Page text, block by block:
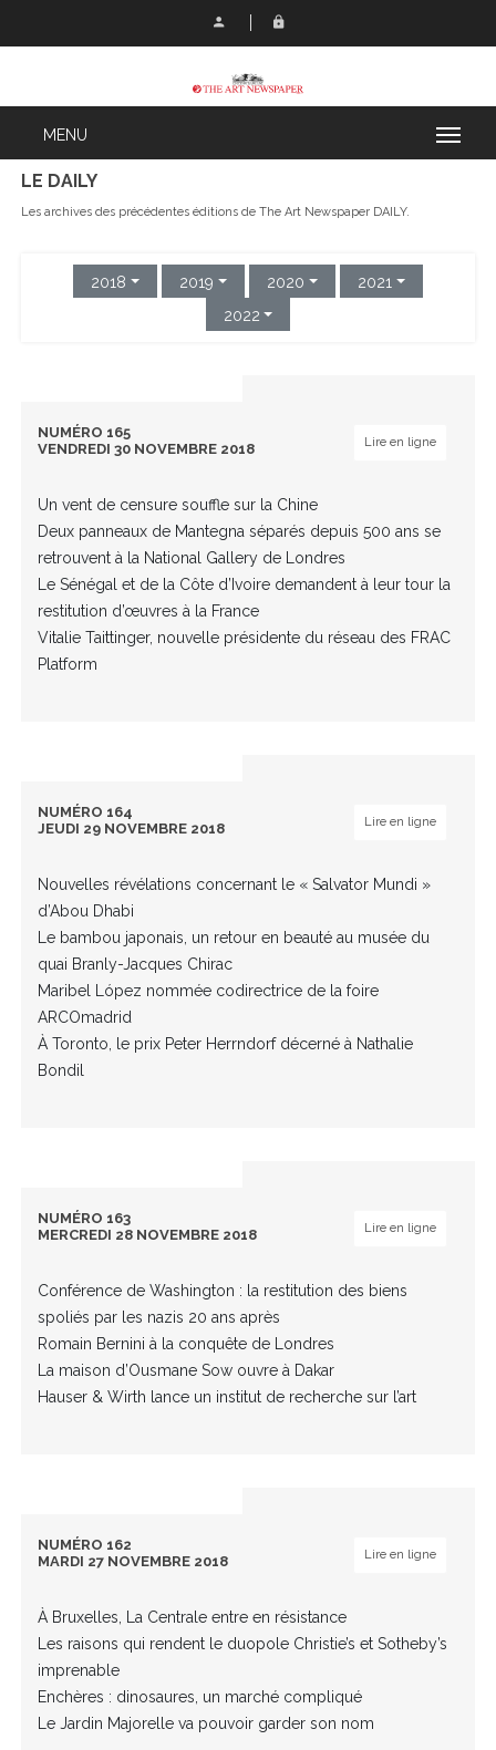
LE DAILY
Les archives des précédentes éditions de The Art Newspaper DAILY.
2018 2019 2020
2021
2022
NUMÉRO 165
VENDREDI 30 NOVEMBRE 2018
Lire en ligne
Un vent de censure souffle sur la Chine
Deux panneaux de Mantegna séparés depuis 500 ans se
retrouvent à la National Gallery de Londres
Le Sénégal et de la Côte d’Ivoire demandent à leur tour la
restitution d’œuvres à la France
Vitalie Taittinger, nouvelle présidente du réseau des FRAC
Platform
NUMÉRO 164
JEUDI 29 NOVEMBRE 2018
Lire en ligne
Nouvelles révélations concernant le « Salvator Mundi »
d’Abou Dhabi
Le bambou japonais, un retour en beauté au musée du
quai Branly-Jacques Chirac
Maribel López nommée codirectrice de la foire
ARCOmadrid
À Toronto, le prix Peter Herrndorf décerné à Nathalie
Bondil
NUMÉRO 163
MERCREDI 28 NOVEMBRE 2018
Lire en ligne
Conférence de Washington : la restitution des biens
spoliés par les nazis 20 ans après
Romain Bernini à la conquête de Londres
La maison d’Ousmane Sow ouvre à Dakar
Hauser & Wirth lance un institut de recherche sur l’art
NUMÉRO 162
MARDI 27 NOVEMBRE 2018
Lire en ligne
À Bruxelles, La Centrale entre en résistance
Les raisons qui rendent le duopole Christie’s et Sotheby’s
imprenable
Enchères : dinosaures, un marché compliqué
Le Jardin Majorelle va pouvoir garder son nom